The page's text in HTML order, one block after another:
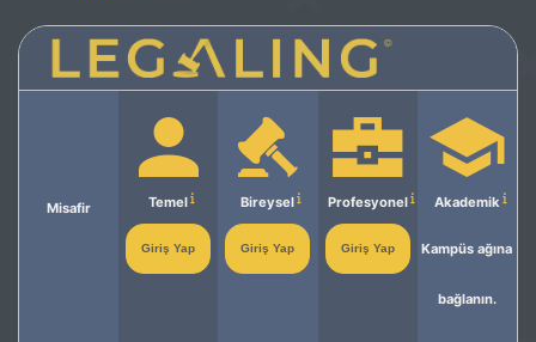
Misafir Temel
Giriş Yap
Bireysel
Giriş Yap
Profesyonel
Giriş Yap
Akademik
Kampüs ağına
bağlanın.